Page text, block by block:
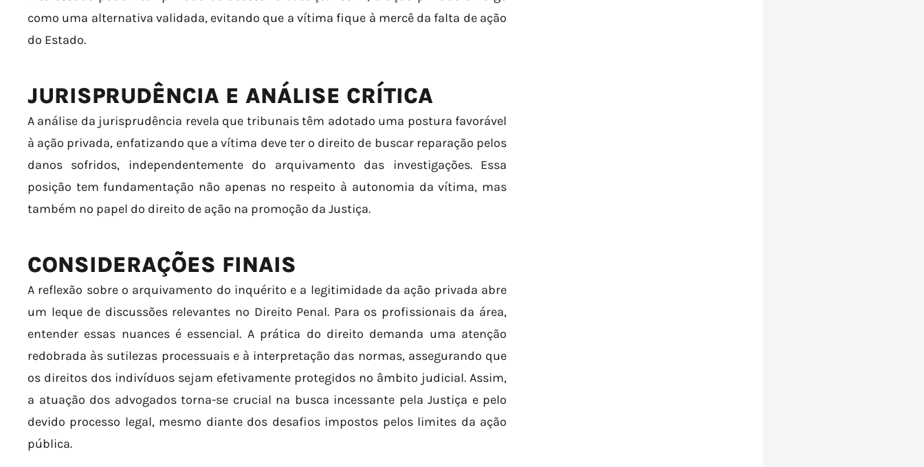
como uma alternativa validada, evitando que a vítima fique à mercê da falta de ação
do Estado.
JURISPRUDÊNCIA E ANÁLISE CRÍTICA
A análise da jurisprudência revela que tribunais têm adotado uma postura favorável
à ação privada, enfatizando que a vítima deve ter o direito de buscar reparação pelos
danos sofridos, independentemente do arquivamento das investigações. Essa
posição tem fundamentação não apenas no respeito à autonomia da vítima, mas
também no papel do direito de ação na promoção da Justiça.
CONSIDERAÇÕES FINAIS
A reflexão sobre o arquivamento do inquérito e a legitimidade da ação privada abre
um leque de discussões relevantes no Direito Penal. Para os profissionais da área,
entender essas nuances é essencial. A prática do direito demanda uma atenção
redobrada às sutilezas processuais e à interpretação das normas, assegurando que
os direitos dos indivíduos sejam efetivamente protegidos no âmbito judicial. Assim,
a atuação dos advogados torna-se crucial na busca incessante pela Justiça e pelo
devido processo legal, mesmo diante dos desafios impostos pelos limites da ação
pública.